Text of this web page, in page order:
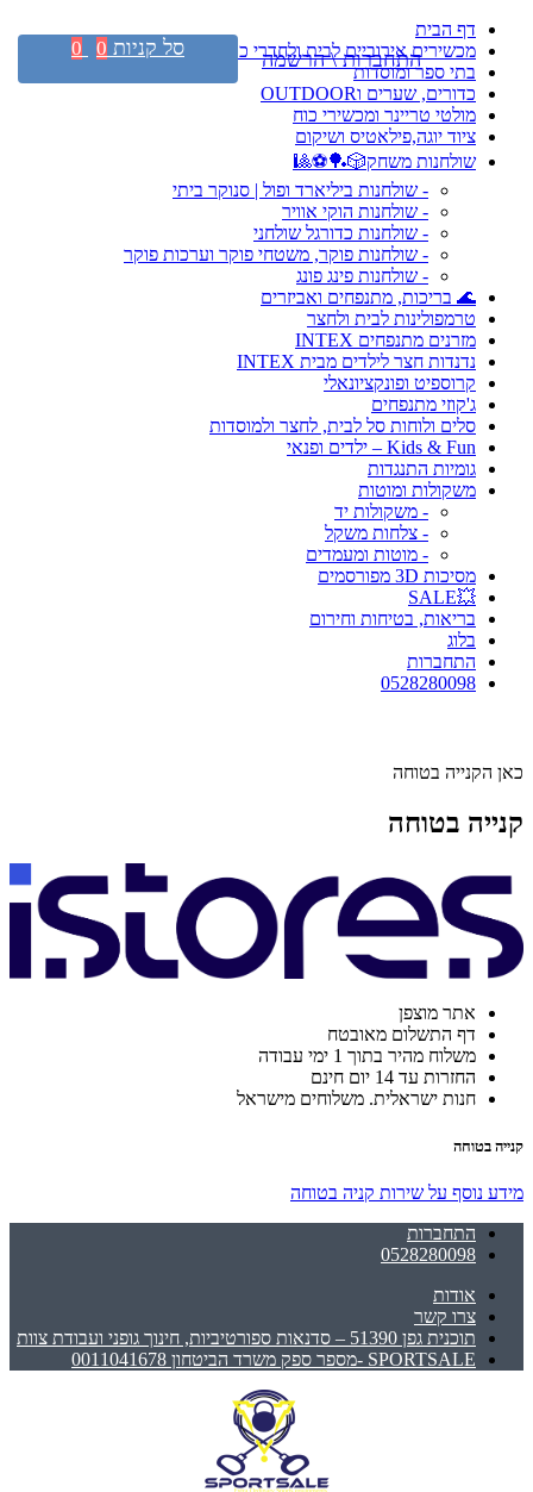
דף הבית
מכשירים אירוביים לבית ולחדרי כושר
בתי ספר ומוסדות
כדורים, שערים וOUTDOOR
מולטי טריינר ומכשירי כוח
ציוד יוגה,פילאטיס ושיקום
שולחנות משחק🎲🏓⚽🎱
- שולחנות ביליארד ופול | סנוקר ביתי
- שולחנות הוקי אוויר
- שולחנות כדורגל שולחני
- שולחנות פוקר, משטחי פוקר וערכות פוקר
- שולחנות פינג פונג
🌊 בריכות, מתנפחים ואביזרים
טרמפולינות לבית ולחצר
מזרנים מתנפחים INTEX
נדנדות חצר לילדים מבית INTEX
קרוספיט ופונקציונאלי
ג'קוזי מתנפחים
סלים ולוחות סל לבית, לחצר ולמוסדות
Kids & Fun – ילדים ופנאי
גומיות התנגדות
משקולות ומוטות
- משקולות יד
- צלחות משקל
- מוטות ומעמדים
מסיכות 3D מפורסמים
💥SALE
בריאות, בטיחות וחירום
בלוג
התחברות
0528280098
כאן הקנייה בטוחה
קנייה בטוחה
אתר מוצפן
דף התשלום מאובטח
משלוח מהיר בתוך 1 ימי עבודה
החזרות עד 14 יום חינם
חנות ישראלית. משלוחים מישראל
קנייה בטוחה
מידע נוסף על שירות קניה בטוחה
התחברות
0528280098
אודות
צרו קשר
תוכנית גפן 51390 – סדנאות ספורטיביות, חינוך גופני ועבודת צוות
SPORTSALE -מספר ספק משרד הביטחון 0011041678
התחברות \ הרשמה סל קניות 0
0